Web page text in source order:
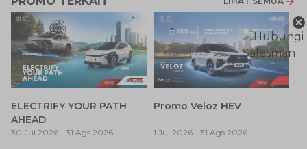
ELECTRIFY YOUR PATH
AHEAD
30 Jul 2026 - 31 Ags 2026
Promo Veloz HEV
1 Jul 2026 - 31 Ags 2026
×